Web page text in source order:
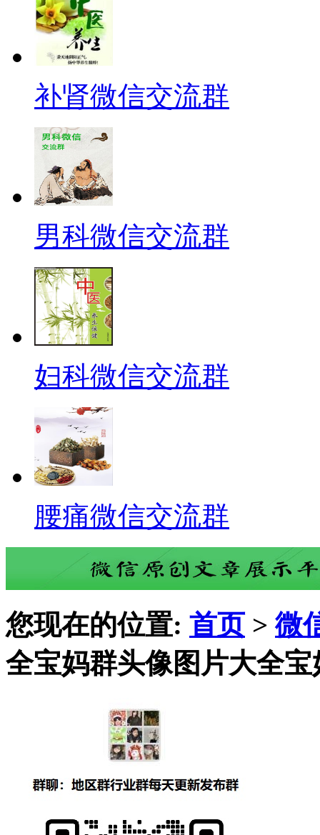
补肾微信交流群
男科微信交流群
妇科微信交流群
腰痛微信交流群
您现在的位置: 首页 >微
全宝妈群头像图片大全